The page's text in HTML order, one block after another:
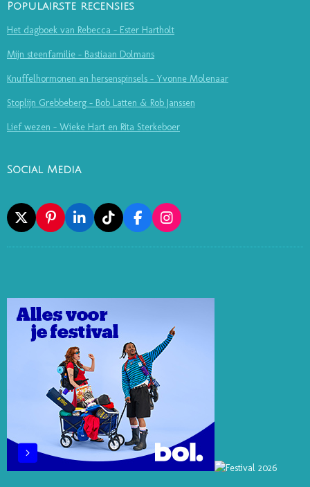
Populairste recensies
Het dagboek van Rebecca - Ester Hartholt
Mijn steenfamilie - Bastiaan Dolmans
Knuffelhormonen en hersenspinsels - Yvonne Molenaar
Stoplijn Grebbeberg - Bob Latten & Rob Janssen
Lief wezen - Wieke Hart en Rita Sterkeboer
Social Media
X
P
I
N
E
S
T
L
I
N
I
N
T
I
K
F
A
C
O
I
N
S
R
M